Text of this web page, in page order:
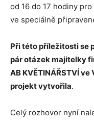
od 16 do 17 hodiny
ve speciálně
Při této příležitosti se
pár otázek majitelky
AB KVĚTINÁŘSTVÍ
projekt vytvořila.
Celý rozhovor nyní